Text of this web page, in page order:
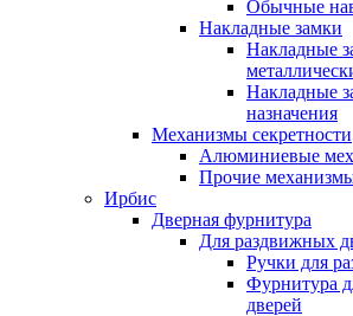
Обычные
Накладные замки
Накладные
Накладные
назначения
Механизмы секретности
Алюминиевые
Прочие
Ирбис
Дверная фурнитура
Для раздвижных
Ручки для
Фурнитура
дверей